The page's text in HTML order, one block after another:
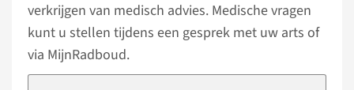
verkrijgen van medisch advies. Medische vragen
kunt u stellen tijdens een gesprek met uw arts of
via MijnRadboud.